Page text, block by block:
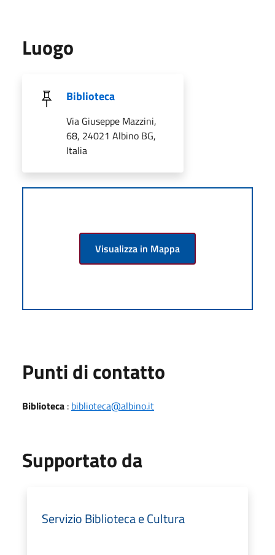
Luogo
Biblioteca
Via Giuseppe Mazzini,
68, 24021 Albino BG,
Italia
Visualizza in Mappa
Punti di contatto
Biblioteca : biblioteca@albino.it
Supportato da
Servizio Biblioteca e Cultura